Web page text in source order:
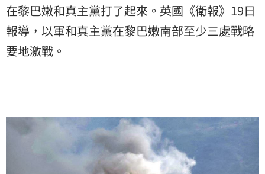
在黎巴嫩和真主黨打了起來。英國《衛報》19日
報導，以軍和真主黨在黎巴嫩南部至少三處戰略
要地激戰。